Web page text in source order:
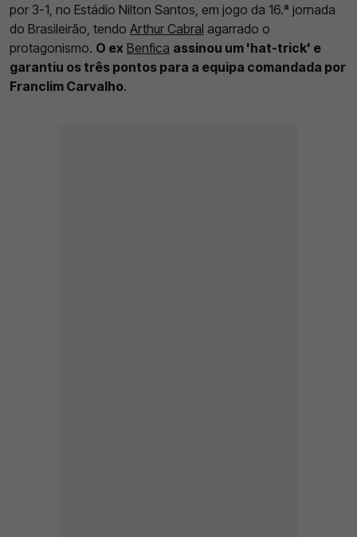
por 3-1, no Estádio Nilton Santos, em jogo da 16.ª jornada
do Brasileirão, tendo Arthur Cabral agarrado o
protagonismo. O ex Benfica assinou um 'hat-trick' e
garantiu os três pontos para a equipa comandada por
Franclim Carvalho.